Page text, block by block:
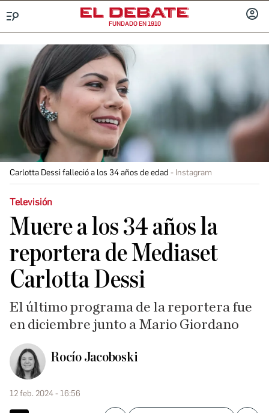
FUNDADO EN 1910
Carlotta Dessi falleció a los 34 años de edad Instagram
Televisión
Muere a los 34 años la
reportera de Mediaset
Carlotta Dessi
El último programa de la reportera fue
en diciembre junto a Mario Giordano
Rocío Jacoboski
12 feb. 2024 - 16:56